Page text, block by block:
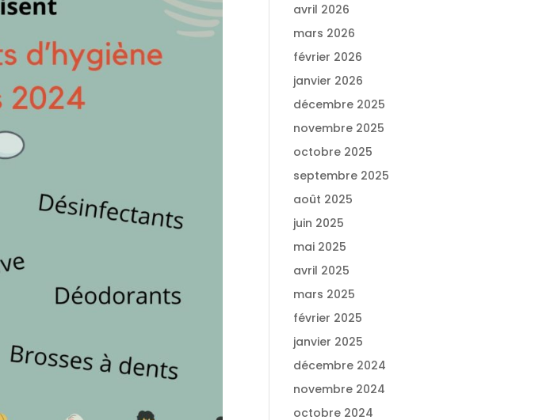
avril 2026
mars 2026
février 2026
janvier 2026
décembre 2025
novembre 2025
octobre 2025
septembre 2025
août 2025
juin 2025
mai 2025
avril 2025
mars 2025
février 2025
janvier 2025
décembre 2024
novembre 2024
octobre 2024